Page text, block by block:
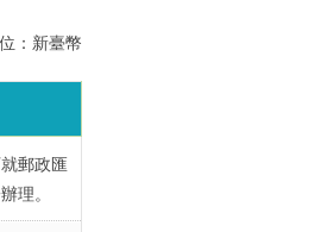
：新臺幣
郵政匯
理。